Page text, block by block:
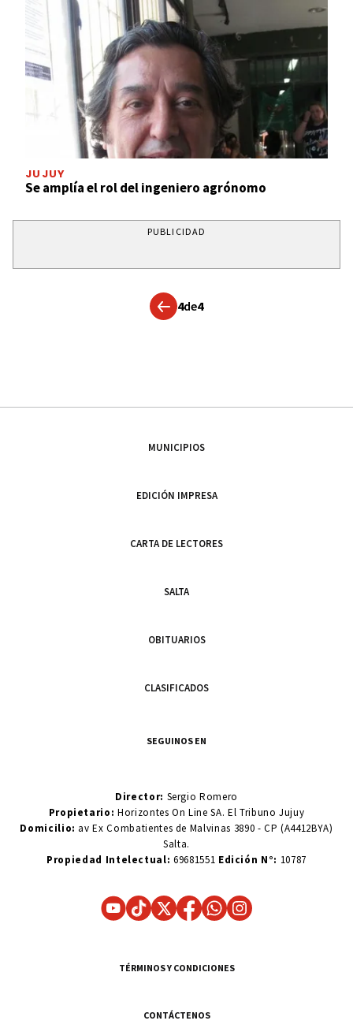
JUJUY
Se amplía el rol del ingeniero agrónomo
PUBLICIDAD
4de4
MUNICIPIOS
EDICIÓN IMPRESA
CARTA DE LECTORES
SALTA
OBITUARIOS
CLASIFICADOS
SEGUINOS EN
Director: Sergio Romero
Propietario:Horizontes On Line SA. El Tribuno Jujuy
Domicilio: av Ex Combatientes de Malvinas 3890 - CP (A4412BYA)
Salta.
Propiedad Intelectual: 69681551 Edición N°: 10787
TÉRMINOS Y CONDICIONES
CONTÁCTENOS